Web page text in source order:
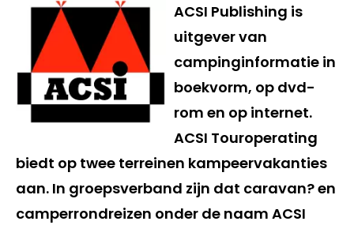
ACSI Publishing is
uitgever van
campinginformatie in
boekvorm, op dvd-
rom en op internet.
ACSI Touroperating
biedt op twee terreinen kampeervakanties
aan. In groepsverband zijn dat caravan? en
camperrondreizen onder de naam ACSI